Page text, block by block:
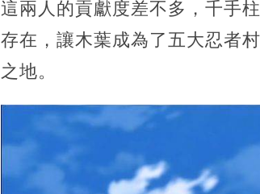
這兩人的貢獻度差不多，千手
存在，讓木葉成為了五大忍者
之地。